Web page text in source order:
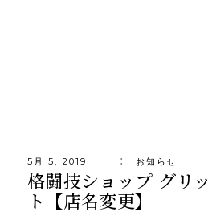
5月 5, 2019 お知らせ
格闘技ショップ グリッ
ト【店名変更】